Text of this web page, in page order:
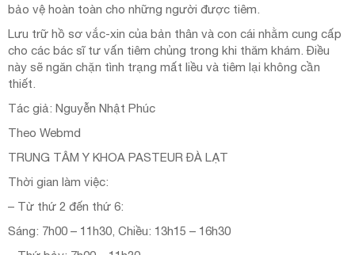
bảo vệ hoàn toàn cho những người được tiêm.
Lưu trữ hồ sơ vắc-xin của bản thân và con cái nhằm cung cấp
cho các bác sĩ tư vấn tiêm chủng trong khi thăm khám. Điều
này sẽ ngăn chặn tình trạng mất liều và tiêm lại không cần
thiết.
Tác giả: Nguyễn Nhật Phúc
Theo Webmd
TRUNG TÂM Y KHOA PASTEUR ĐÀ LẠT
Thời gian làm việc:
– Từ thứ 2 đến thứ 6:
Sáng: 7h00 – 11h30, Chiều: 13h15 – 16h30